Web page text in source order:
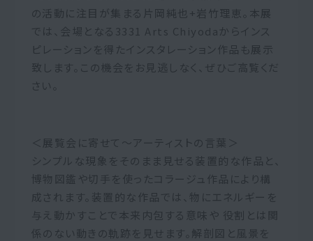
の活動に注目が集まる片岡純也+岩竹理恵。本展
では、会場となる3331 Arts Chiyodaからインス
ピレーションを得たインスタレーション作品も展示
致します。この機会をお見逃しなく、ぜひご高覧くだ
さい。
＜展覧会に寄せて〜アーティストの言葉＞
シンプルな現象をそのまま見せる装置的な作品と、
博物図鑑や切手を使ったコラージュ作品により構
成されます。装置的な作品では、物にエネルギーを
与え動かすことで本来内包する意味や 役割とは関
係のない動きの軌跡を見せます。解剖図と風景を